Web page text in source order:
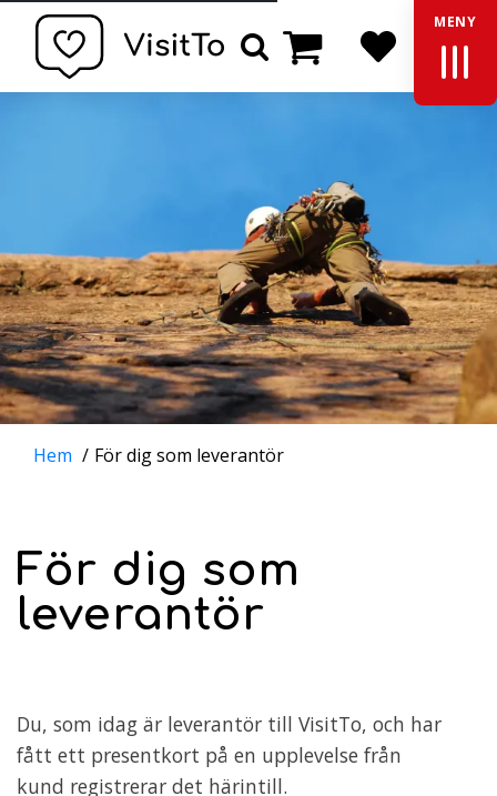
MENY
SökVarukorg
Hem För dig som leverantör
För dig som
leverantör
Du, som idag är leverantör till VisitTo, och har
fått ett presentkort på en upplevelse från
kund registrerar det härintill.